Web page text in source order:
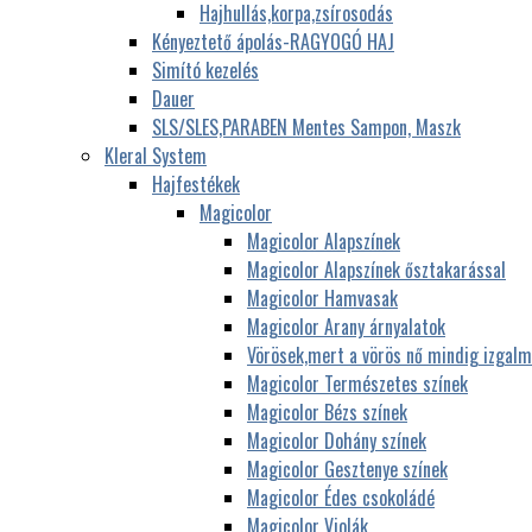
Hajhullás,korpa,zsírosodás
Kényeztető ápolás-RAGYOGÓ HAJ
Simító kezelés
Dauer
SLS/SLES,PARABEN Mentes Sampon, Maszk
Kleral System
Hajfestékek
Magicolor
Magicolor Alapszínek
Magicolor Alapszínek ősztakarással
Magicolor Hamvasak
Magicolor Arany árnyalatok
Vörösek,mert a vörös nő mindig
Magicolor Természetes színek
Magicolor Bézs színek
Magicolor Dohány színek
Magicolor Gesztenye színek
Magicolor Édes csokoládé
Magicolor Violák